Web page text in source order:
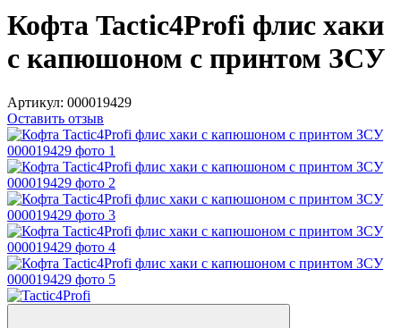
Кофта Tactic4Profi флис хаки
с капюшоном с принтом ЗСУ
Артикул: 000019429
Оставить отзыв